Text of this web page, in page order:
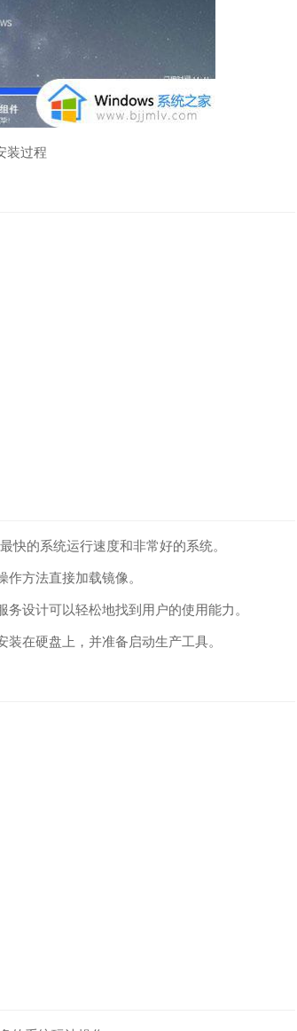
装过程
快的系统运行速度和非常好的系统。
方法直接加载镜像。
设计可以轻松地找到用户的使用能力。
在硬盘上，并准备启动生产工具。